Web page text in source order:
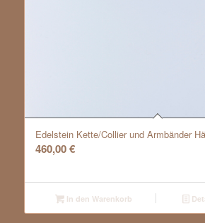
Edelstein Kette/Collier und Armbänder
460,00€
In den Warenkorb